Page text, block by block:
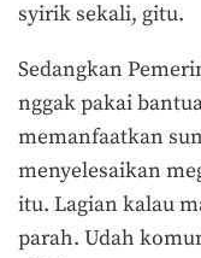
syirik sekali, gitu.
Sedangkan
nggak pakai
memanfaatkan
menyelesaikan
itu. Lagian kalau
parah. Udah